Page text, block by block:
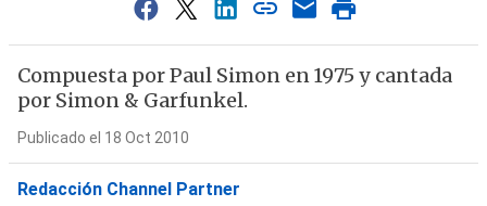
Compuesta por Paul Simon en 1975 y cantada
por Simon & Garfunkel.
Publicado el 18 Oct 2010
Redacción Channel Partner